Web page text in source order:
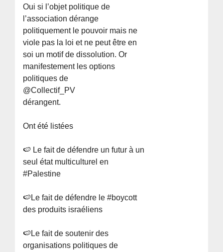
Oui si l’objet politique de
l’association dérange
politiquement le pouvoir mais ne
viole pas la loi et ne peut être en
soi un motif de dissolution. Or
manifestement les options
politiques de
@Collectif_PV
dérangent.
Ont été listées
🍉 Le fait de défendre un futur à un
seul état multiculturel en
#Palestine
🍉Le fait de défendre le #boycott
des produits israéliens
🍉Le fait de soutenir des
organisations politiques de